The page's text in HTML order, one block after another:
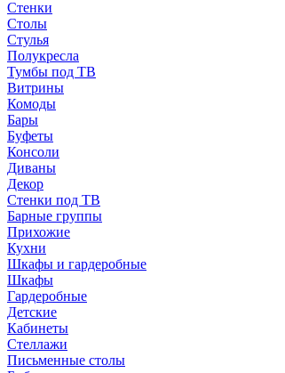
Стенки
Столы
Стулья
Полукресла
Тумбы под ТВ
Витрины
Комоды
Бары
Буфеты
Консоли
Диваны
Декор
Стенки под ТВ
Барные группы
Прихожие
Кухни
Шкафы и гардеробные
Шкафы
Гардеробные
Детские
Кабинеты
Стеллажи
Письменные столы